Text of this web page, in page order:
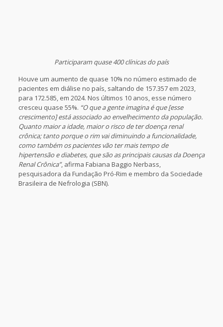
Participaram quase 400 clínicas do país
Houve um aumento de quase 10% no número estimado de
pacientes em diálise no país, saltando de 157.357 em 2023,
para 172.585, em 2024. Nos últimos 10 anos, esse número
cresceu quase 55%. “O que a gente imagina é que [esse
crescimento] está associado ao envelhecimento da população.
Quanto maior a idade, maior o risco de ter doença renal
crônica; tanto porque o rim vai diminuindo a funcionalidade,
como também os pacientes vão ter mais tempo de
hipertensão e diabetes, que são as principais causas da Doença
Renal Crônica”, afirma Fabiana Baggio Nerbass,
pesquisadora da Fundação Pró-Rim e membro da Sociedade
Brasileira de Nefrologia (SBN).